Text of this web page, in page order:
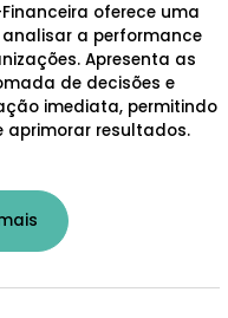
oferece uma
a performance
Apresenta as
de decisões e
imediata, permitindo
resultados.